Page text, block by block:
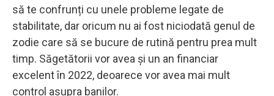
să te confrunți cu unele probleme legate de
stabilitate, dar oricum nu ai fost niciodată genul de
zodie care să se bucure de rutină pentru prea mult
timp. Săgetătorii vor avea și un an financiar
excelent în 2022, deoarece vor avea mai mult
control asupra banilor.